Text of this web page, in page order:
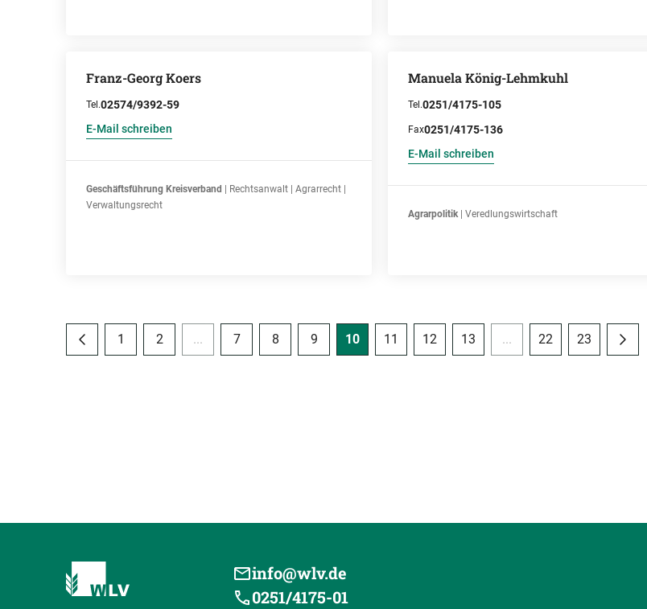
Franz-Georg Koers
Tel.02574/9392-59
E-Mail schreiben
Geschäftsführung Kreisverband
| Rechtsanwalt | Agrarrecht |
Verwaltungsrecht
Manuela König-Lehmkuhl
Tel.0251/4175-105
Fax0251/4175-136
E-Mail schreiben
Agrarpolitik| Veredlungswirtschaft
1 2 ... 7 8 9 10 11 12 13 ... 22 23
info@wlv.de
0251/4175-01